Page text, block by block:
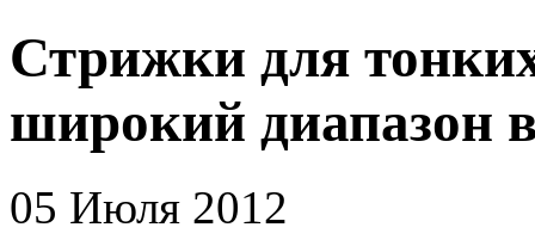
Стрижки для
широкий диапазон
05 Июля 2012